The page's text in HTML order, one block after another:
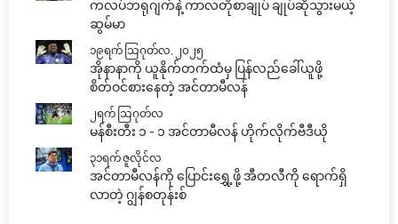
ကလပ်ဘရုဂျက်နဲ့ ကာလတိုစာချုပ် ချုပ်ဆိုသွားမယ့်
ဆွမ်မာ
၁၉ရက် သြဂုတ်လ, ၂၀၂၅
အိုနာနာကို ယူနိုက်တက်ထံမှ ပြန်လည်ခေါ်ယူဖို့
စိတ်ဝင်စားနေတဲ့ အင်တာမီလန်
၂ရက် သြဂုတ်လ
မန်စီးတီး ၁ - ၁ အင်တာမီလန် ဟိုက်လိုက်ဗီဒီယို
၃၁ရက် ဇူလိုင်လ
အင်တာမီလန်ကို ပြောင်းရွှေ့ဖို့ အီတလီကို ရောက်ရှိ
လာတဲ့ ဂျွန်စတုန်းစ်